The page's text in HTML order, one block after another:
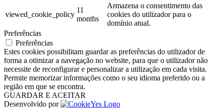
viewed_cookie_policy
11
months
Armazena o consentimento das
cookies do utilizador para o
domínio atual.
Preferências
Preferências
Estes cookies possibilitam guardar as preferências do utilizador de
forma a otimizar a navegação no website, para que o utilizador não
necessite de reconfigurar e personalizar a utilização em cada visita.
Permite memorizar informações como o seu idioma preferido ou a
região em que se encontra.
GUARDAR E ACEITAR
Desenvolvido por